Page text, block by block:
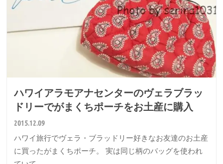
ハワイアラモアナセンターのヴェラブラッ
ドリーでがまくちポーチをお土産に購入
2015.12.09
ハワイ旅行でヴェラ・ブラッドリー好きなお友達のお土産
に買ったがまくちポーチ。 実は同じ柄のバッグを使われ